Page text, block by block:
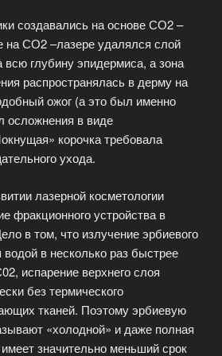
создавались на основе СО2 –
на СО2 –лазере удалялся слой
всю глубину эпидермиса, а зона
распространялась в дерму на
ожог (а это был именно
осложнения в виде
корочка требовала
ухода.
лазерной косметологии
фракционного устройства в
в том, что излучение эрбиевого
в несколько раз быстрее
испарение верхнего слоя
без термического
тканей. Поэтому эрбиевую
«холодной» и даже полная
значительно меньший срок